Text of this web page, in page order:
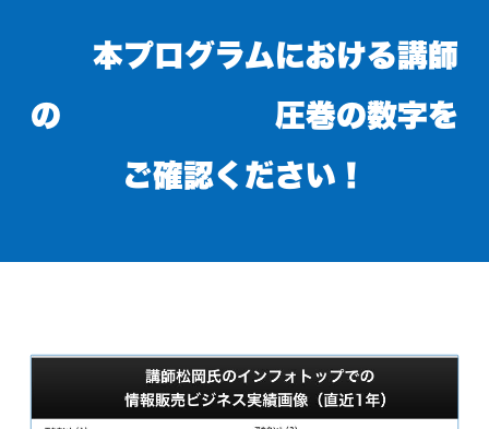
本プログラムにおける講師
の 圧巻の数字を
ご確認ください！